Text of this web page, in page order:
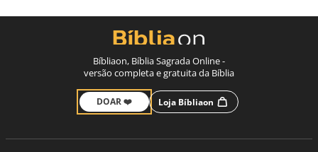
Bíbliaon, Bíblia Sagrada Online -
versão completa e gratuita da Bíblia
DOAR ❤️ Loja Bíbliaon